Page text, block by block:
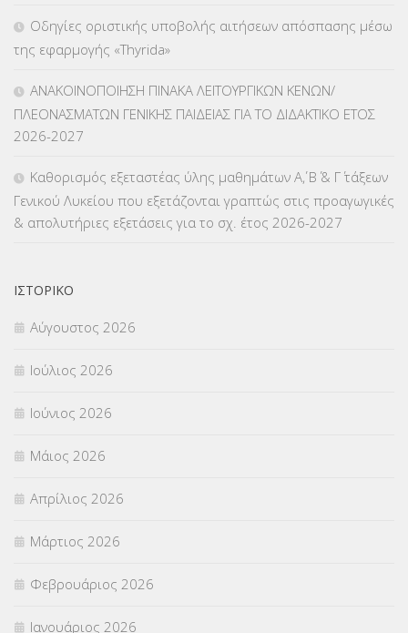
ΛΟΙΠΑ(309)
ΜΕΤΑΘΕΣΕΙΣ-ΤΟΠΟΘΕΤΗΣΕΙΣ ΒΕΛΤΙΩΣΕΙΣ(319)
ΜΕΤΑΦΟΡΑ ΜΑΘΗΤΩΝ(3)
ΟΙΚΟΝΟΜΙΚΑ ΘΕΜΑΤΑ
Π.Ε.Κ. ΗΡΑΚΛΕΙΟΥ
ΠΑΝΕΛΛΑΔΙΚΕΣ ΕΞΕΤΑΣΕΙΣ
ΠΡΟΚΗΡΥΞΕΙΣ
ΣΕΜΙΝΑΡΙΑ – ΗΜΕΡΙΔΕΣ
ΣΕΠ(50)
ΣΤΕΛΕΧΗ (360)
ΣΥΜΒΟΥΛΕΥΤΙΚΟΣ ΣΤΑΘΜΟΣ ΝΕΩΝ
Οδηγίες οριστικής υποβολής αιτήσεων απόσπασης μέσω
της εφαρμογής «Thyrida»
ΑΝΑΚΟΙΝΟΠΟΙΗΣΗ ΠΙΝΑΚΑ ΛΕΙΤΟΥΡΓΙΚΩΝ ΚΕΝΩΝ/
ΠΛΕΟΝΑΣΜΑΤΩΝ ΓΕΝΙΚΗΣ ΠΑΙΔΕΙΑΣ ΓΙΑ ΤΟ ΔΙΔΑΚΤΙΚΟ ΕΤΟΣ
2026-2027
Καθορισμός εξεταστέας ύλης μαθημάτων Α΄, Β΄ & Γ΄ τάξεων
Γενικού Λυκείου που εξετάζονται γραπτώς στις προαγωγικές
& απολυτήριες εξετάσεις για το σχ. έτος 2026-2027
ΙΣΤΟΡΙΚΌ
Αύγουστος 2026
Ιούλιος 2026
Ιούνιος 2026
Μάιος 2026
Απρίλιος 2026
Μάρτιος 2026
Φεβρουάριος 2026
Ιανουάριος 2026